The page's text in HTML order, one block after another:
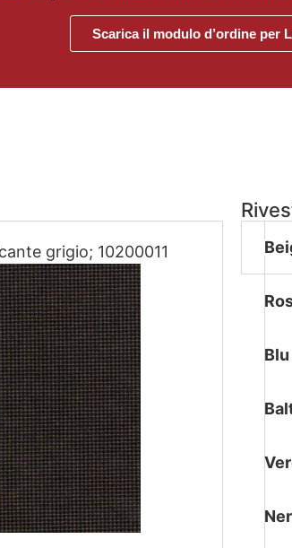
Scarica il modulo d’ordine per
grigio; 10200011